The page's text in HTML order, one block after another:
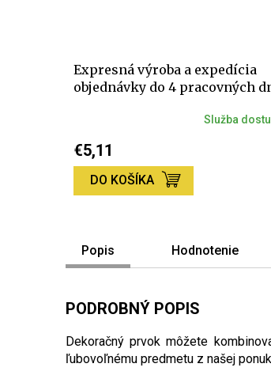
Expresná výroba a expedícia
objednávky do 4 pracovných
Služba
€5,11
DO KOŠÍKA
Popis Hodnotenie
PODROBNÝ POPIS
Dekoračný prvok môžete
ľubovoľnému predmetu z našej